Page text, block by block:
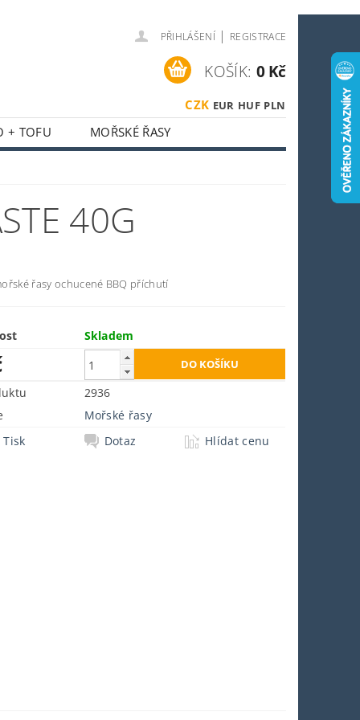
PŘIHLÁŠENÍ | REGISTRACE
CZK EUR HUF PLN
KOŠÍK: 0 Kč
+ TOFU
MOŘSKÉ ŘASY
SPORTOVCE40G
řasy ochucené BBQ příchutí
Skladem
2936
Mořské řasy
Tisk
Dotaz Hlídat cenu